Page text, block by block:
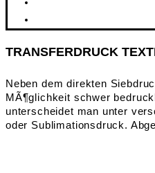
TRANSFERDRUCK
Neben dem direkten
MÃ¶glichkeit schwer
unterscheidet man unter
oder Sublimationsdruck.